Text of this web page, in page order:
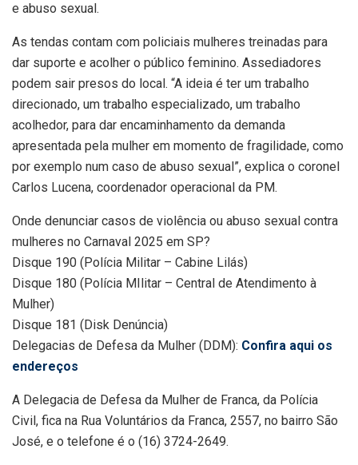
e abuso sexual.
As tendas contam com policiais mulheres treinadas para
dar suporte e acolher o público feminino. Assediadores
podem sair presos do local. “A ideia é ter um trabalho
direcionado, um trabalho especializado, um trabalho
acolhedor, para dar encaminhamento da demanda
apresentada pela mulher em momento de fragilidade, como
por exemplo num caso de abuso sexual”, explica o coronel
Carlos Lucena, coordenador operacional da PM.
Onde denunciar casos de violência ou abuso sexual contra
mulheres no Carnaval 2025 em SP?
Disque 190 (Polícia Militar – Cabine Lilás)
Disque 180 (Polícia MIlitar – Central de Atendimento à
Mulher)
Disque 181 (Disk Denúncia)
Delegacias de Defesa da Mulher (DDM): Confira aqui os
endereços
A Delegacia de Defesa da Mulher de Franca, da Polícia
Civil, fica na Rua Voluntários da Franca, 2557, no bairro São
José, e o telefone é o (16) 3724-2649.